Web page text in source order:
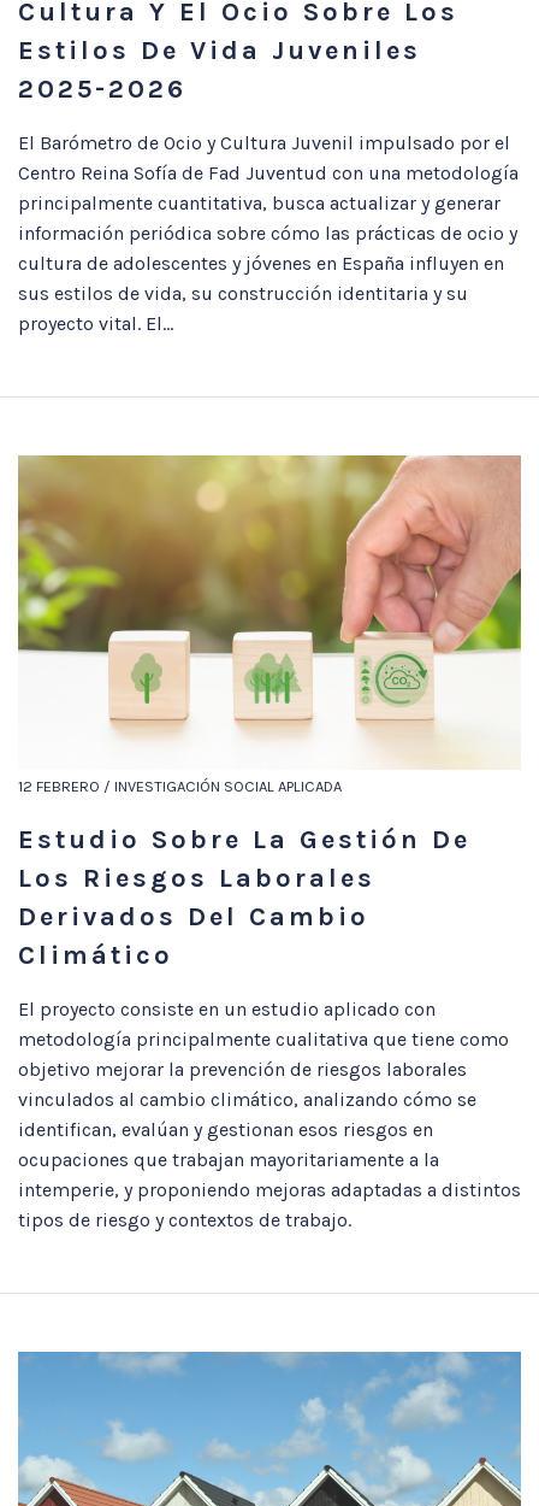
Cultura Y El Ocio Sobre Los
Estilos De Vida Juveniles
2025-2026
El Barómetro de Ocio y Cultura Juvenil impulsado por el
Centro Reina Sofía de Fad Juventud con una metodología
principalmente cuantitativa, busca actualizar y generar
información periódica sobre cómo las prácticas de ocio y
cultura de adolescentes y jóvenes en España influyen en
sus estilos de vida, su construcción identitaria y su
proyecto vital. El...
12 FEBRERO / INVESTIGACIÓN SOCIAL APLICADA
Estudio Sobre La Gestión De
Los Riesgos Laborales
Derivados Del Cambio
Climático
El proyecto consiste en un estudio aplicado con
metodología principalmente cualitativa que tiene como
objetivo mejorar la prevención de riesgos laborales
vinculados al cambio climático, analizando cómo se
identifican, evalúan y gestionan esos riesgos en
ocupaciones que trabajan mayoritariamente a la
intemperie, y proponiendo mejoras adaptadas a distintos
tipos de riesgo y contextos de trabajo.